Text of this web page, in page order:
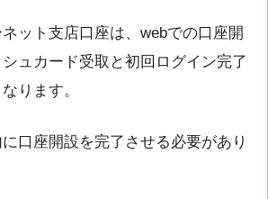
ット支店口座は、webでの口座開
ュカード受取と初回ログイン完了
ります。
口座開設を完了させる必要があり